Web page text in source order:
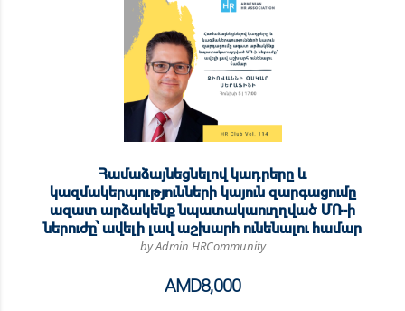
Համաձայնեցնելով կադրերը և
կազմակերպությունների կայուն զարգացումը
ազատ արձակենք նպատակաուղղված ՄՌ-ի
ներուժը՝ ավելի լավ աշխարհ ունենալու համար
by Admin HRCommunity
AMD8,000